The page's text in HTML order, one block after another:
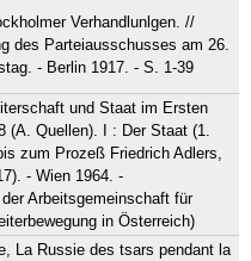
Verhandlunlgen. //
des Parteiausschusses am 26.
- Berlin 1917. - S. 1-39
und Staat im Ersten
(A. Quellen). I : Der Staat (1.
zum Prozeß Friedrich Adlers,
- Wien 1964. -
Arbeitsgemeinschaft für
in Österreich)
La Russie des tsars pendant la